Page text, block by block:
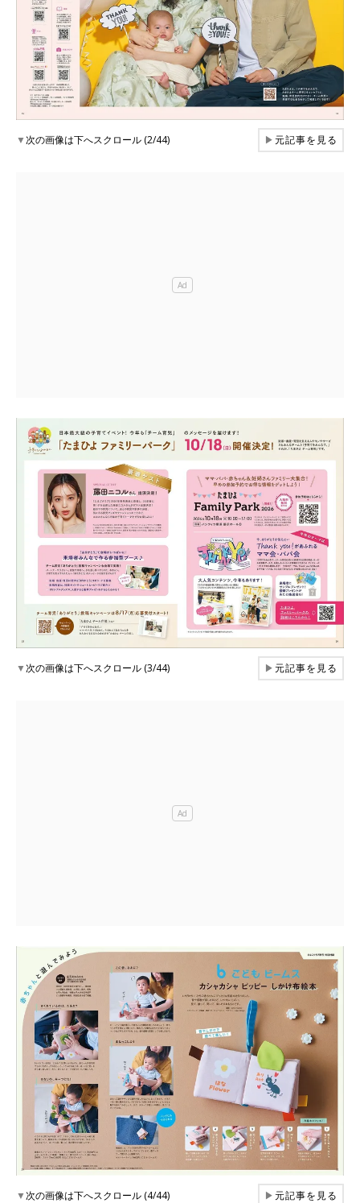
▼次の画像は下へスクロール (2/44) ▶元記事を見る
▼次の画像は下へスクロール (3/44) ▶元記事を見る
▼次の画像は下へスクロール (4/44) ▶元記事を見る